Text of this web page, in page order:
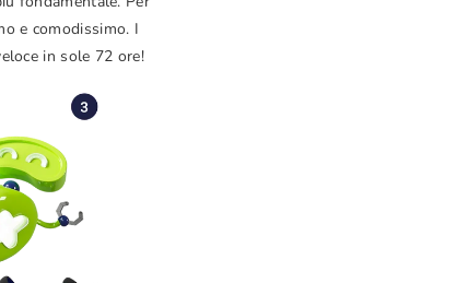
e comodissimo. I
in sole 72 ore!